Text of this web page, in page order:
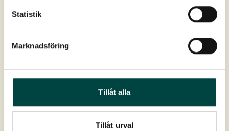
Statistik
Marknadsföring
Tillåt alla
Tillåt urval
Download
Montage- og plejevejledning